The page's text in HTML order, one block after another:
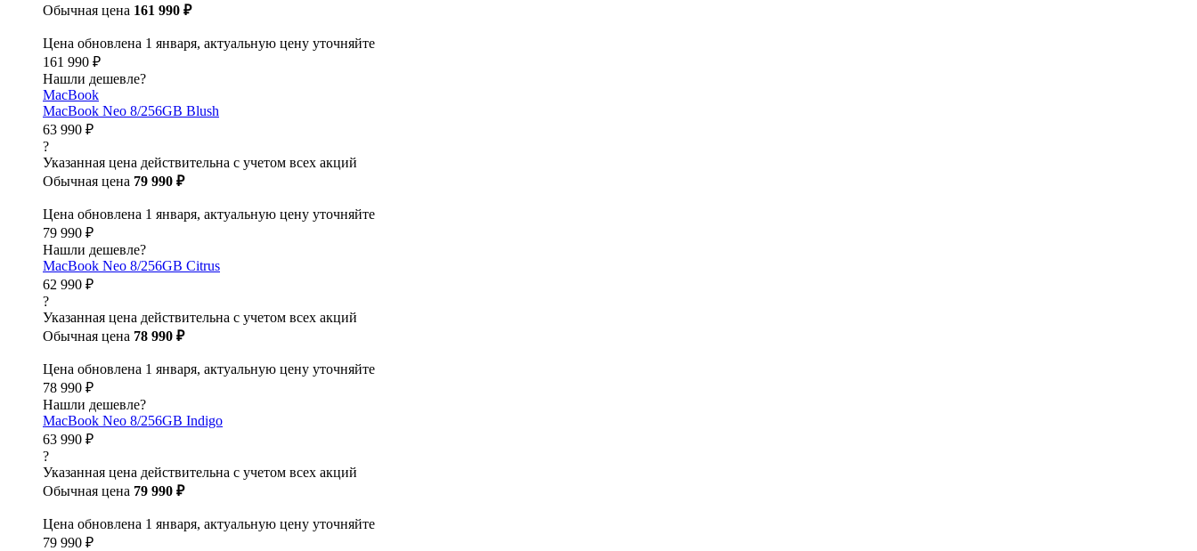
Обычная цена 161 990 ₽
Цена обновлена 1 января, актуальную цену уточняйте
161 990 ₽
Нашли дешевле?
MacBook
MacBook Neo 8/256GB Blush
63 990 ₽
?
Указанная цена действительна с учетом всех акций
Обычная цена 79 990 ₽
Цена обновлена 1 января, актуальную цену уточняйте
79 990 ₽
Нашли дешевле?
MacBook Neo 8/256GB Citrus
62 990 ₽
?
Указанная цена действительна с учетом всех акций
Обычная цена 78 990 ₽
Цена обновлена 1 января, актуальную цену уточняйте
78 990 ₽
Нашли дешевле?
MacBook Neo 8/256GB Indigo
63 990 ₽
?
Указанная цена действительна с учетом всех акций
Обычная цена 79 990 ₽
Цена обновлена 1 января, актуальную цену уточняйте
79 990 ₽